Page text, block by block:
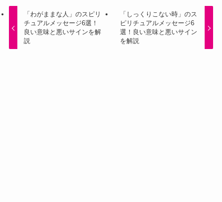
「わがままな人」のスピリ
チュアルメッセージ6選！
良い意味と悪いサインを解
説
「しっくりこない時」のス
ピリチュアルメッセージ6
選！良い意味と悪いサイン
を解説